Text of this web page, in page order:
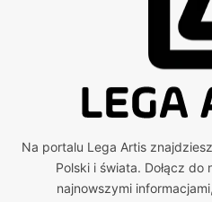
Na portalu Lega Artis
Polski i świata. Dołącz
najnowszymi